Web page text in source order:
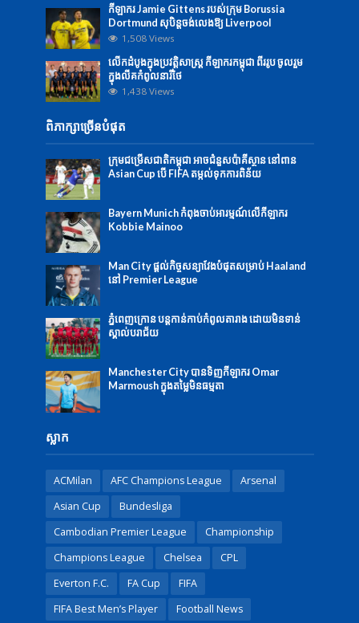
កីឡាករ Jamie Gittens របស់ក្រុម Borussia
Dortmund សុបិន្តចង់លេងឱ្យ Liverpool
1,508 Views
លើក​ដំបូង​ក្នុង​ប្រវត្តិសាស្ត្រ ​កីឡាករ​កម្ពុជា​ ពីរ​រូប ​​ចូល​រួម​
ក្នុង​លីគ​កំពូលនារី​ថៃ
1,438 Views
ពិភាក្សាច្រើនបំផុត
ក្រុមជម្រើសជាតិកម្ពុជា អាចជំនួសប៉ាគីស្ថាន នៅពាន
Asian Cup បើ FIFA តម្កល់ទុកការពិន័យ
Bayern Munich កំពុងចាប់អារម្មណ៍លើកីឡាករ
Kobbie Mainoo
Man City ផ្ដល់កិច្ចសន្យាវែងបំផុតសម្រាប់ Haaland
នៅ Premier League
ភ្នំពេញក្រោន បន្តកាន់កាប់កំពូលតារាង ដោយមិនទាន់
ស្គាល់បរាជ័យ
Manchester City បានទិញកីឡាករ Omar
Marmoush ក្នុងតម្លៃមិនធម្មតា
ស្លាក
ACMilan AFC Champions League
Arsenal
Asian Cup
Bundesliga
Cambodian Premier League
Championship
Champions League
Chelsea
CPL
Everton F.C.
FA Cup
FIFA
FIFA Best Men’s Player
Football News